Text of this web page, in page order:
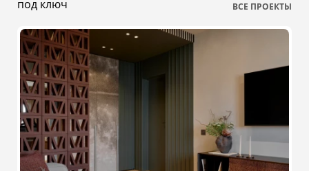
под ключ ВСЕ ПРОЕКТЫ